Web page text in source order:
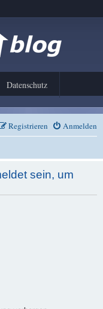
Datenschutz
Anmelden
Registrieren
sein, um